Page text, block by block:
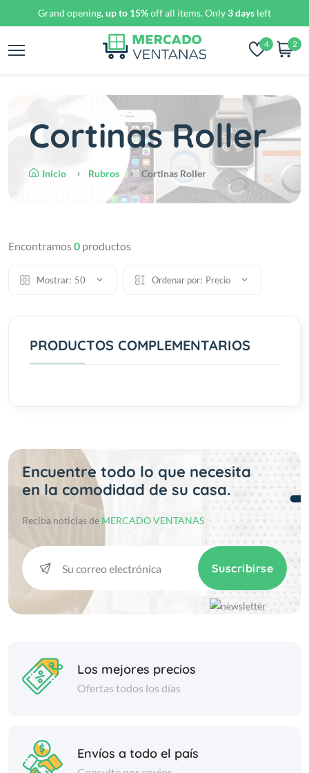
Grand opening,up to 15%off all items. Only3 days left
4 2
Cortinas Roller
Inicio Rubros Cortinas Roller
Encontramos0 productos
Mostrar: 50 Ordenar por: Precio
PRODUCTOS COMPLEMENTARIOS
Encuentre todo lo que necesita
en la comodidad de su casa.
Reciba noticias de MERCADO VENTANAS
Suscribirse
Los mejores precios
Ofertas todos los días
Envíos a todo el país